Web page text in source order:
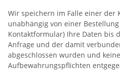
Wir speichern im Falle einer der
unabhängig von einer
Kontaktformular) Ihre Daten bis
Anfrage und der damit
abgeschlossen wurden und
Aufbewahrungspflichten